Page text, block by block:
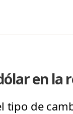
en la
tipo de